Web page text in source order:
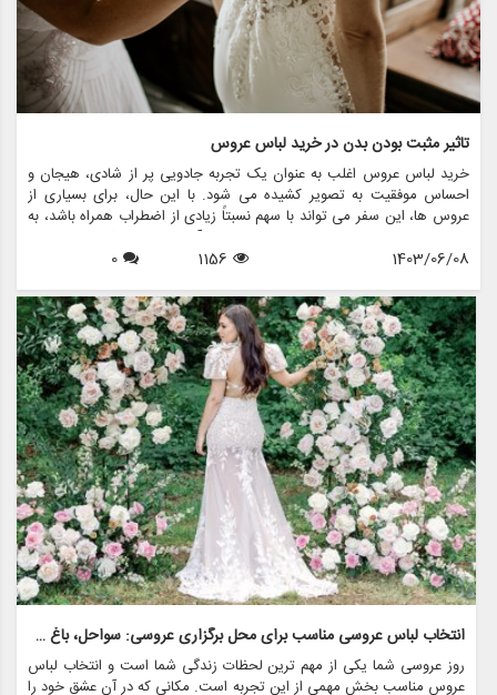
تاثیر مثبت بودن بدن در خرید لباس عروس
خرید لباس عروس اغلب به عنوان یک تجربه جادویی پر از شادی، هیجان و
احساس موفقیت به تصویر کشیده می شود. با این حال، برای بسیاری از
عروس ها، این سفر می تواند با سهم نسبتاً زیادی از اضطراب همراه باشد، به
ویژه وقتی صحبت از تصویر بدنی به میان می آید. افزایش حرکت مثبت بدن
به طور قابل توجهی بر نحوه برخورد عروس ها برای خرید لباس عروس تأثیر
کند. این مقاله تاثیر مثبت بودن بدن بر خرید لباس عروس و اینکه چگونه
فروشگاه هایی مانند مزون چرخچی در ایجاد تجربیات فراگیر و توانمند برای
همه عروس ها پیشرو هستند را بررسی می کند.
1403/06/08
1156
0
انتخاب لباس عروسی مناسب برای محل برگزاری عروسی: سواحل، باغ ها و سالن های رقص
روز عروسی شما یکی از مهم ترین لحظات زندگی شما است و انتخاب لباس
عروس مناسب بخش مهمی از این تجربه است. مکانی که در آن عشق خود را